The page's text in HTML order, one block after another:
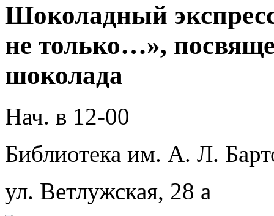
Шоколадный
не только…»,
шоколада
Нач. в 12-00
Библиотека им. А. Л.
ул. Ветлужская, 28 а